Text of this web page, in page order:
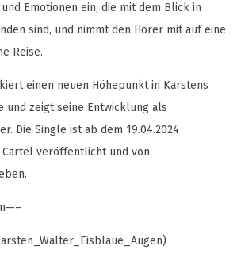
Emotionen ein, die mit dem Blick in
sind, und nimmt den Hörer mit auf eine
Reise.
einen neuen Höhepunkt in Karstens
und zeigt seine Entwicklung als
Die Single ist ab dem 19.04.2024
veröffentlicht und von